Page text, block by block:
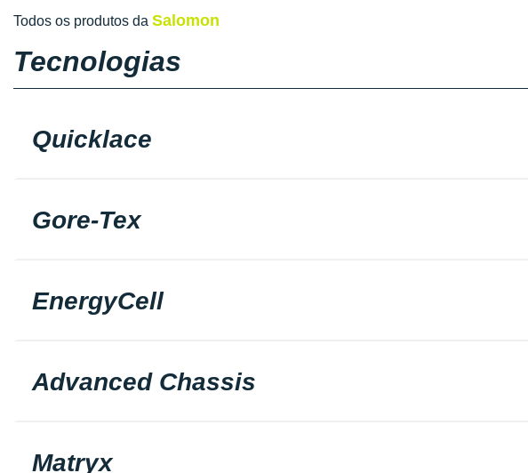
Todos os produtos da Salomon
Tecnologias
Quicklace
Gore-Tex
EnergyCell
Advanced Chassis
Matryx